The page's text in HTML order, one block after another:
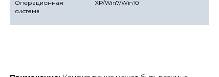
Операционная
система
XP/Win7/Win10